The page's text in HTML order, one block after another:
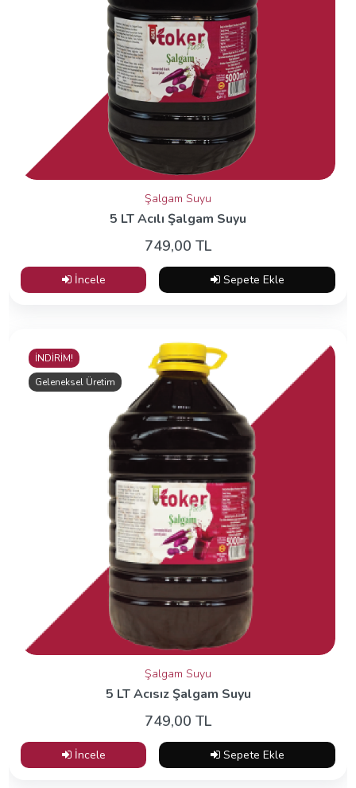
Şalgam Suyu
5 LT Acılı Şalgam Suyu
749,00 TL
İncele Sepete Ekle
İNDİRİM!
Geleneksel Üretim
Şalgam Suyu
5 LT Acısız Şalgam Suyu
749,00 TL
İncele Sepete Ekle